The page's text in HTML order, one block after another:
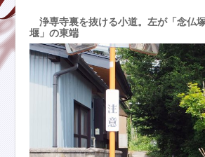
浄専寺裏を抜ける小道。左が「念仏
堰」の東端